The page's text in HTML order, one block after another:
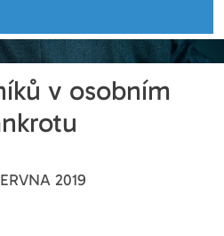
v osobním
2019